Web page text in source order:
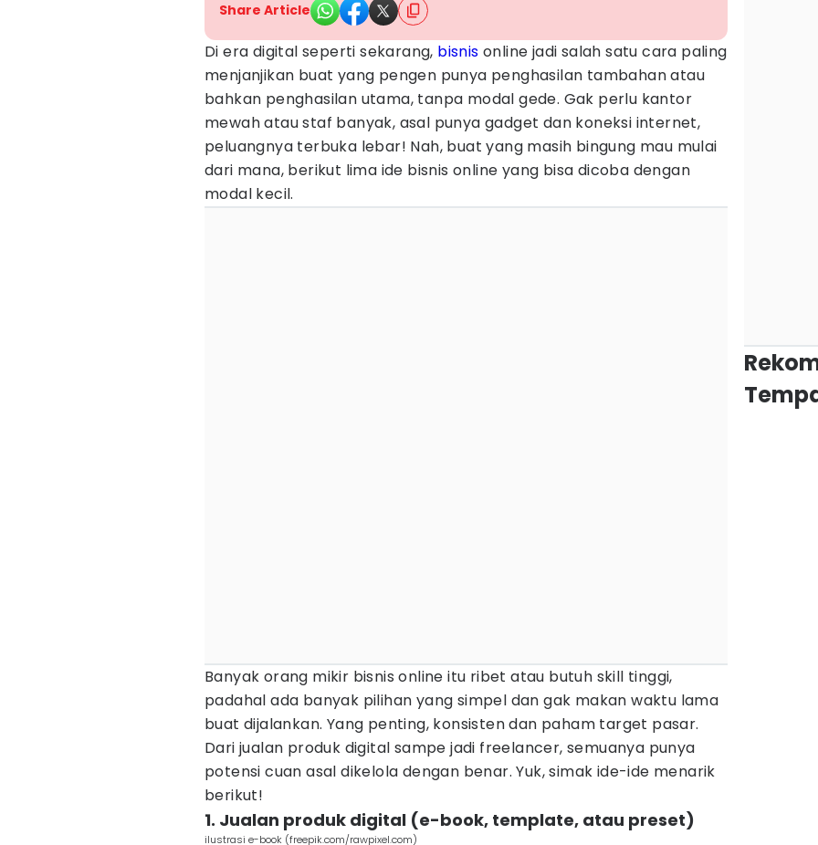
Share Article
Di era digital seperti sekarang, bisnis online jadi salah satu cara paling
menjanjikan buat yang pengen punya penghasilan tambahan atau
bahkan penghasilan utama, tanpa modal gede. Gak perlu kantor
mewah atau staf banyak, asal punya gadget dan koneksi internet,
peluangnya terbuka lebar! Nah, buat yang masih bingung mau mulai
dari mana, berikut lima ide bisnis online yang bisa dicoba dengan
modal kecil.
Banyak orang mikir bisnis online itu ribet atau butuh skill tinggi,
padahal ada banyak pilihan yang simpel dan gak makan waktu lama
buat dijalankan. Yang penting, konsisten dan paham target pasar.
Dari jualan produk digital sampe jadi freelancer, semuanya punya
potensi cuan asal dikelola dengan benar. Yuk, simak ide-ide menarik
berikut!
1. Jualan produk digital (e-book, template, atau preset)
ilustrasi e-book (freepik.com/rawpixel.com)